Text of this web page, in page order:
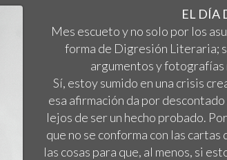
EL DÍA
Mes escueto y no solo por los
forma de Digresión Literaria;
argumentos y fotografías
Sí, estoy sumido en una crisis
esa afirmación da por
lejos de ser un hecho probado.
que no se conforma con las
las cosas para que, al menos, si